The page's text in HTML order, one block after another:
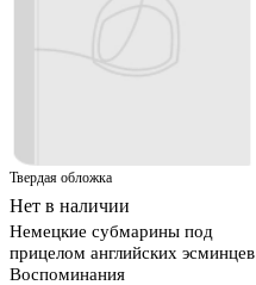
Твердая обложка
Нет в наличии
Немецкие субмарины под
прицелом английских эсминцев
Воспоминания